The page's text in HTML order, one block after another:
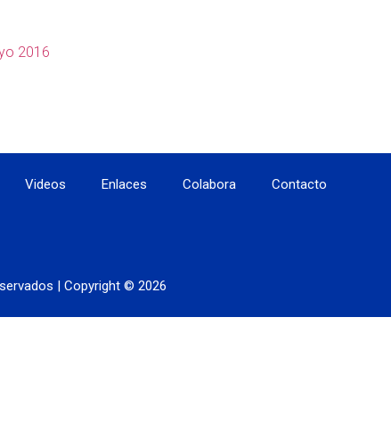
2016
Videos Enlaces Colabora Contacto
| Copyright © 2026